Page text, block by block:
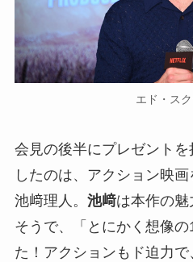
エド・ス
会見の後半にプレゼント
したのは、アクション映
池﨑理人。 池﨑は本作の魅
そうで、「とにかく想像
た！アクションもド迫力